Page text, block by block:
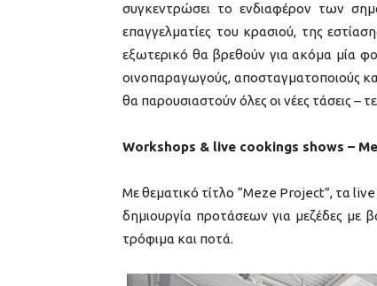
συγκεντρώσει το ενδιαφέρον των
επαγγελματίες του κρασιού, της
εξωτερικό θα βρεθούν για ακόμα μία
οινοπαραγωγούς, αποσταγματοποιούς
θα παρουσιαστούν όλες οι νέες τάσεις –
Workshops & live cookings shows –
Με θεματικό τίτλο “Meze Project”, τα
δημιουργία προτάσεων για μεζέδες με
τρόφιμα και ποτά.